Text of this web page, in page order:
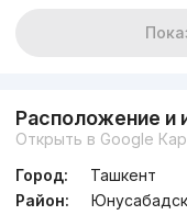
Расположение и
Открыть в Google
Город:
Ташкент
Район: